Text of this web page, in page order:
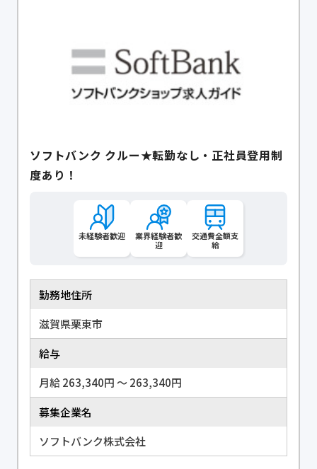
ソフトバンク クルー★転勤なし・正社員登用制
度あり！
未経験者歓迎
業界経験者歓
迎
交通費全額支
給
勤務地住所
滋賀県栗東市
給与
月給 263,340円 〜 263,340円
募集企業名
ソフトバンク株式会社